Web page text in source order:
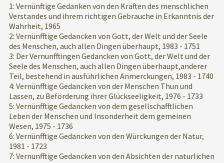
1: Vernünftige Gedanken von den Kräften des menschlichen
Verstandes und ihrem richtigen Gebrauche in Erkanntnis der
Wahrheit, 1965
2: Vernünfftige Gedancken von Gott, der Welt und der Seele
des Menschen, auch allen Dingen überhaupt, 1983 - 1751
3: Der Vernunfftingen Gedancken von Gott, der Welt und der
Seele des Menschen, auch allen Dingen überhaupt,anderer
Teil, bestehend in ausführlichen Anmerckungen, 1983 - 1740
4: Vernünfftige Gedancken von der Menschen Thun und
Lassen, zu Beförderung ihrer Glückseeligkeit, 1976 - 1733
5: Vernünfftige Gedancken von dem gesellschafftlichen
Leben der Menschen und Insonderheit dem gemeinen
Wesen, 1975 - 1736
6: Vernünfftige Gedancken von den Würckungen der Natur,
1981 - 1723
7: Vernunfftige Gedancken von den Absichten der naturlichen